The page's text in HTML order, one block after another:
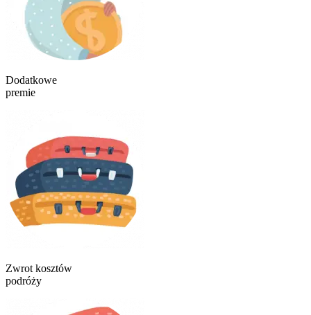
Dodatkowe
premie
Zwrot kosztów
podróży